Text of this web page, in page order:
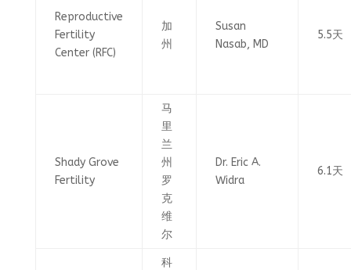
Reproductive
Fertility
Center (RFC)
加
州
Susan
Nasab, MD
5.5天
Shady Grove
Fertility
马
里
兰
州
罗
克
维
尔
Dr. Eric A.
Widra
6.1天
科